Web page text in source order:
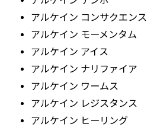
アルケイン コンサクエンス
アルケイン モーメンタム
アルケイン アイス
アルケイン ナリファイア
アルケイン ワームス
アルケイン レジスタンス
アルケイン ヒーリング